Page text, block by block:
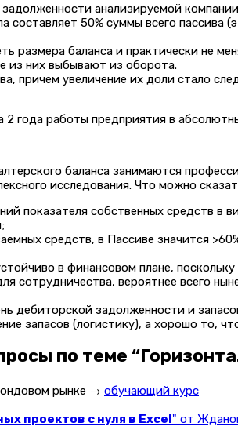
анализируемой
составляет 50% суммы всего
размера баланса и практически не
из них выбывают из оборота.
причем увеличение их доли стало
года работы предприятия в
баланса занимаются
исследования. Что можно
показателя собственных средств в
средств, в Пассиве значится
в финансовом плане,
сотрудничества, вероятнее всего
дебиторской задолженности и
запасов (логистику), а хорошо то,
по теме
рынке → обучающий курс
проектов с нуля в Excel" от